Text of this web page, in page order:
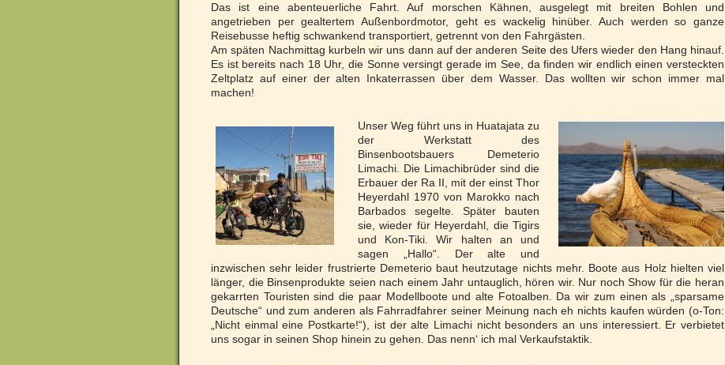
Das ist eine abenteuerliche Fahrt. Auf morschen Kähnen, ausgelegt mit breiten Bohlen und
angetrieben per gealtertem Außenbordmotor, geht es wackelig hinüber. Auch werden so ganze
Reisebusse heftig schwankend transportiert, getrennt von den Fahrgästen.
Am späten Nachmittag kurbeln wir uns dann auf der anderen Seite des Ufers wieder den Hang hinauf.
Es ist bereits nach 18 Uhr, die Sonne versingt gerade im See, da finden wir endlich einen versteckten
Zeltplatz auf einer der alten Inkaterrassen über dem Wasser. Das wollten wir schon immer mal
machen!
Unser Weg führt uns in Huatajata zu
der Werkstatt des
Binsenbootsbauers Demeterio
Limachi. Die Limachibrüder sind die
Erbauer der Ra II, mit der einst Thor
Heyerdahl 1970 von Marokko nach
Barbados segelte. Später bauten
sie, wieder für Heyerdahl, die Tigirs
und Kon-Tiki. Wir halten an und
sagen „Hallo“. Der alte und
inzwischen sehr leider frustrierte Demeterio baut heutzutage nichts mehr. Boote aus Holz hielten viel
länger, die Binsenprodukte seien nach einem Jahr untauglich, hören wir. Nur noch Show für die heran
gekarrten Touristen sind die paar Modellboote und alte Fotoalben. Da wir zum einen als „sparsame
Deutsche“ und zum anderen als Fahrradfahrer seiner Meinung nach eh nichts kaufen würden (o-Ton:
„Nicht einmal eine Postkarte!“), ist der alte Limachi nicht besonders an uns interessiert. Er verbietet
uns sogar in seinen Shop hinein zu gehen. Das nenn‘ ich mal Verkaufstaktik.